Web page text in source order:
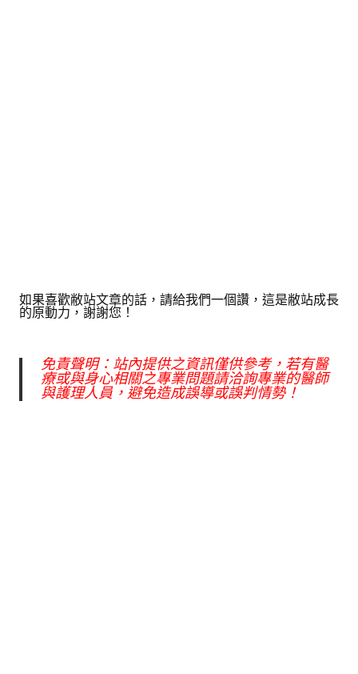
如果喜歡敝站文章的話，請給我們一個讚，這是敝站成長
的原動力，謝謝您！
免責聲明：站內提供之資訊僅供參考，若有醫
療或與身心相關之專業問題請洽詢專業的醫師
與護理人員，避免造成誤導或誤判情勢！